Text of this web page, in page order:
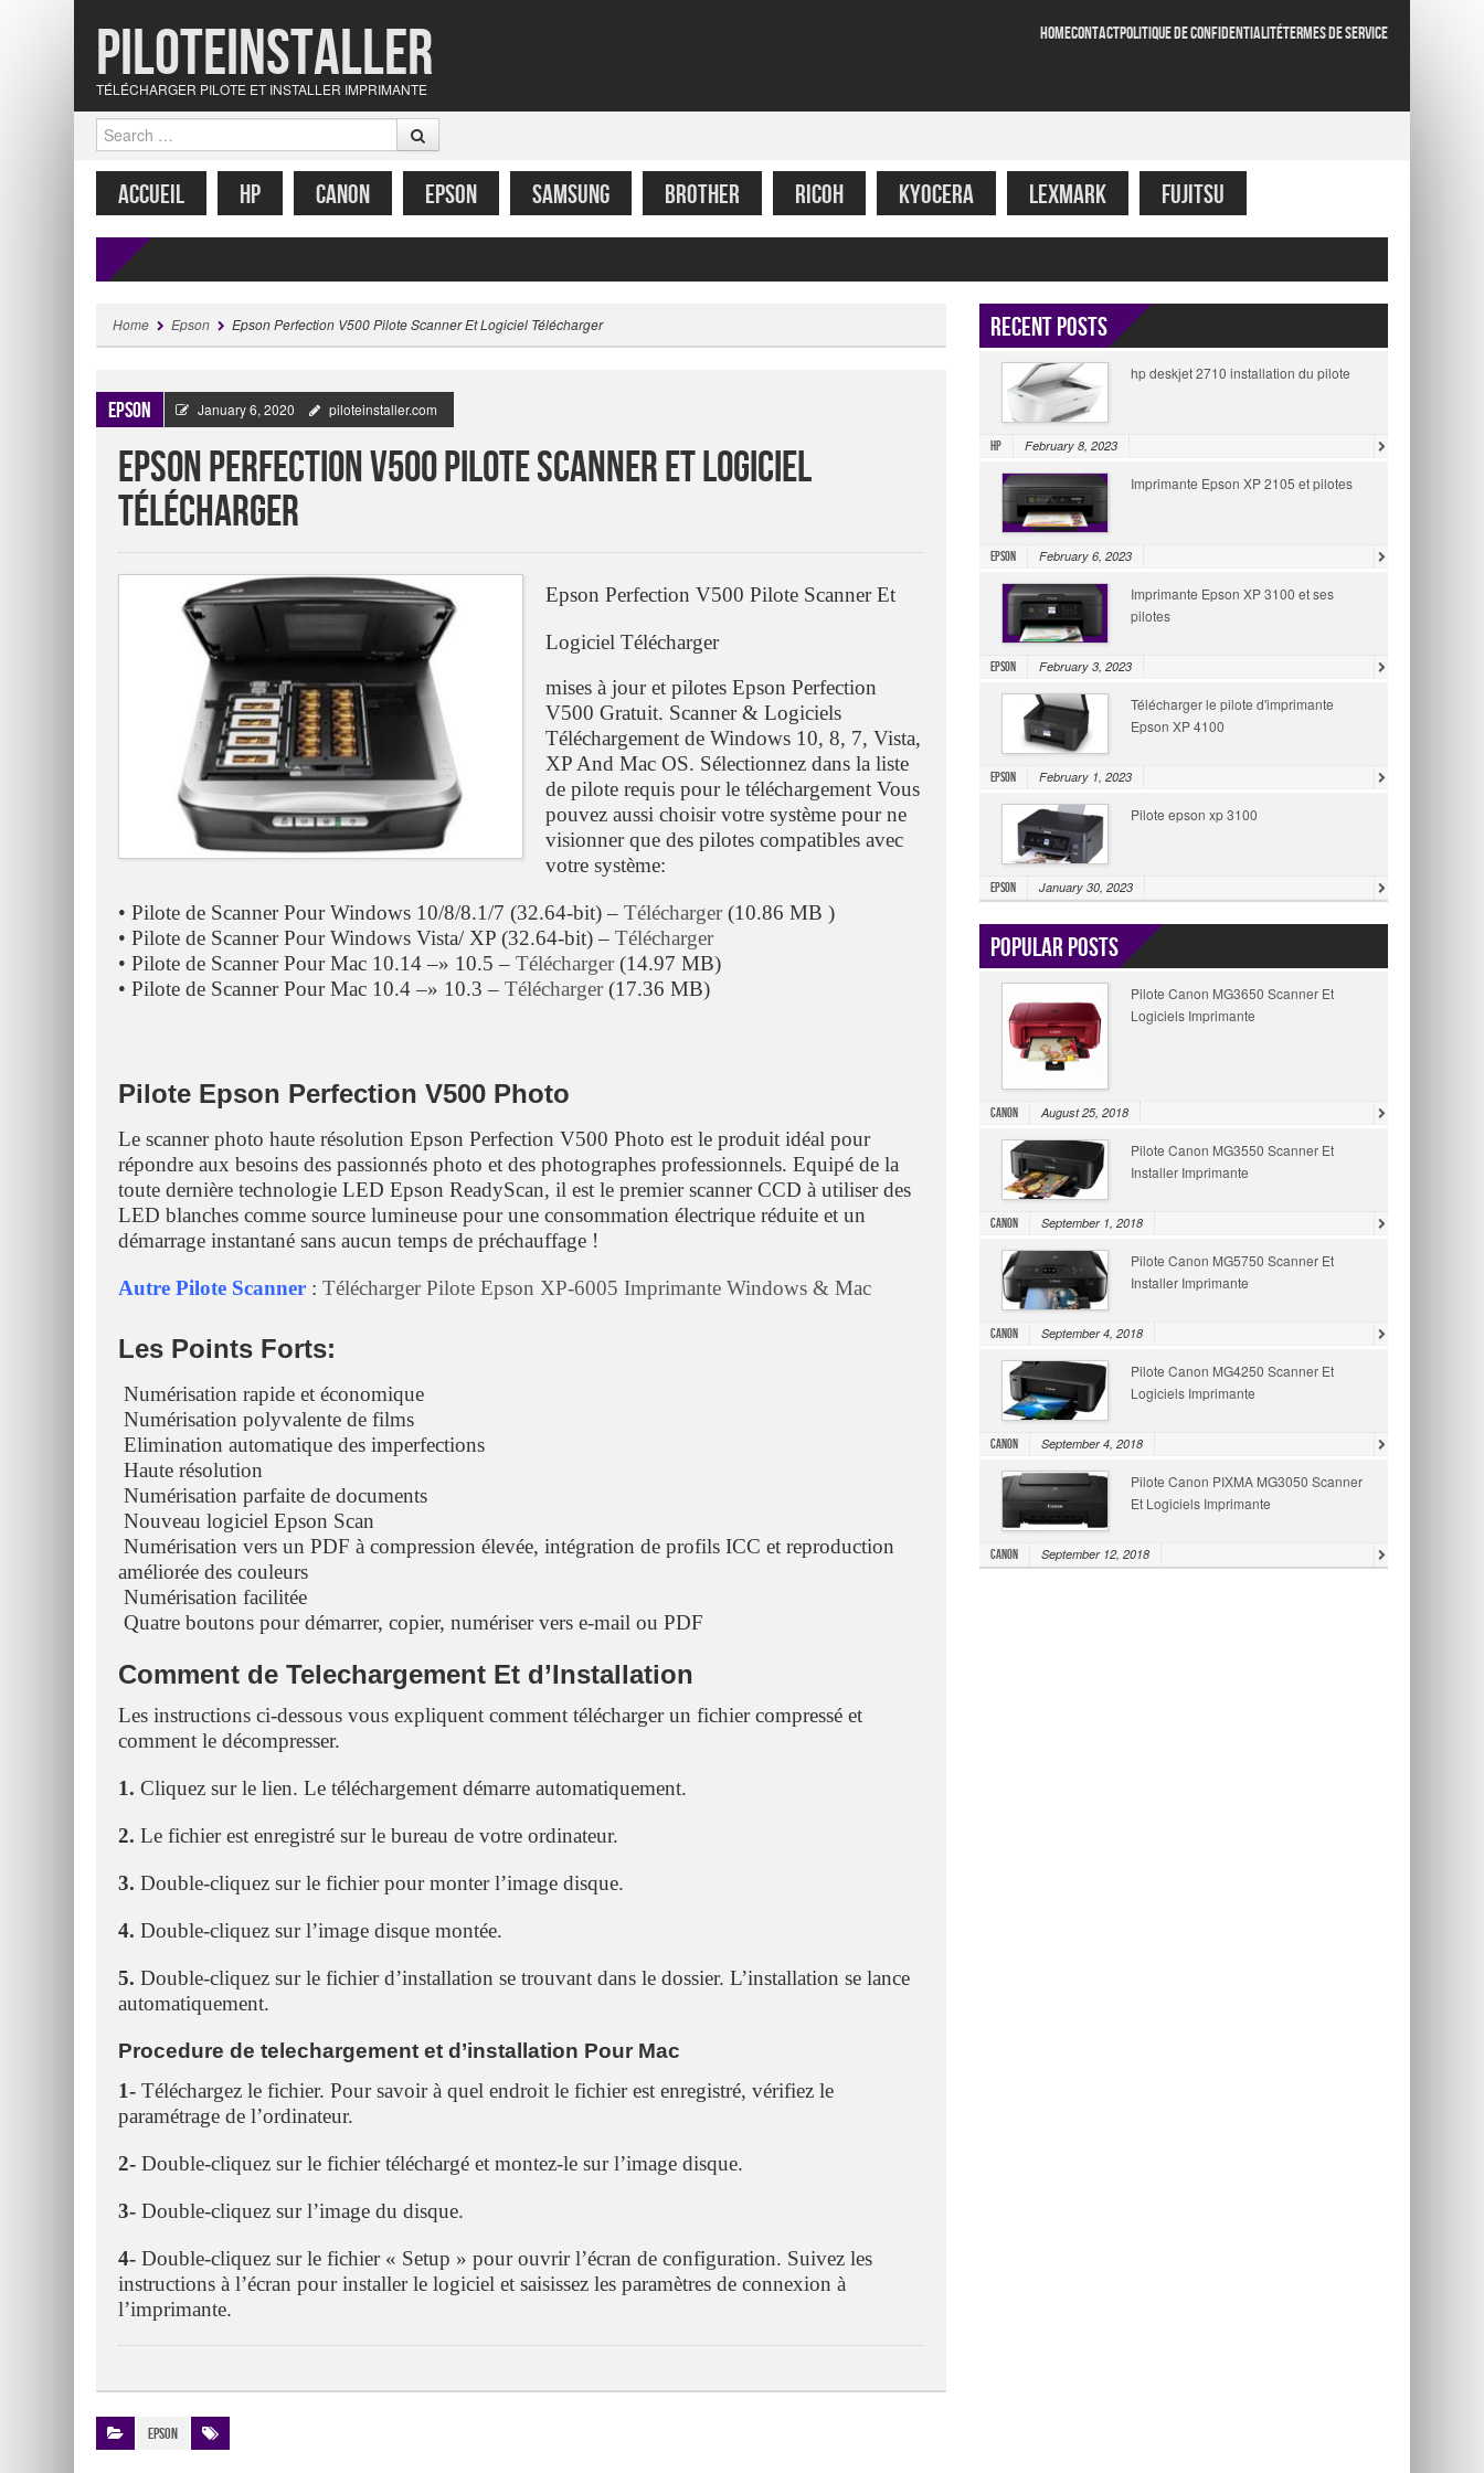
Piloteinstaller
TÉLÉCHARGER PILOTE ET INSTALLER IMPRIMANTE
HOMECONTACTPOLITIQUE DE CONFIDENTIALITÉTERMES DE SERVICE
Search
MENU
SKIP TO CONTENT
ACCUEIL HP CANON EPSON SAMSUNG BROTHER RICOH KYOCERA LEXMARK FUJITSU
Home Epson Epson Perfection V500 Pilote Scanner Et Logiciel Télécharger
Epson January 6, 2020 piloteinstaller.com
Epson Perfection V500 Pilote Scanner Et Logiciel
Télécharger
Epson Perfection V500 Pilote Scanner Et
Logiciel Télécharger
mises à jour et pilotes Epson Perfection
V500 Gratuit. Scanner & Logiciels
Téléchargement de Windows 10, 8, 7, Vista,
XP And Mac OS. Sélectionnez dans la liste
de pilote requis pour le téléchargement Vous
pouvez aussi choisir votre système pour ne
visionner que des pilotes compatibles avec
votre système:
• Pilote de Scanner Pour Windows 10/8/8.1/7 (32.64-bit) – Télécharger(10.86 MB )
• Pilote de Scanner Pour Windows Vista/ XP (32.64-bit) – Télécharger
• Pilote de Scanner Pour Mac 10.14 –» 10.5 – Télécharger(14.97 MB)
• Pilote de Scanner Pour Mac 10.4 –» 10.3 – Télécharger(17.36 MB)
Pilote Epson Perfection V500 Photo
Le scanner photo haute résolution Epson Perfection V500 Photo est le produit idéal pour
répondre aux besoins des passionnés photo et des photographes professionnels. Equipé de la
toute dernière technologie LED Epson ReadyScan, il est le premier scanner CCD à utiliser des
LED blanches comme source lumineuse pour une consommation électrique réduite et un
démarrage instantané sans aucun temps de préchauffage !
Autre Pilote Scanner : Télécharger Pilote Epson XP-6005 Imprimante Windows & Mac
Les Points Forts:
 Numérisation rapide et économique
 Numérisation polyvalente de films
 Elimination automatique des imperfections
 Haute résolution
 Numérisation parfaite de documents
 Nouveau logiciel Epson Scan
 Numérisation vers un PDF à compression élevée, intégration de profils ICC et reproduction
améliorée des couleurs
 Numérisation facilitée
 Quatre boutons pour démarrer, copier, numériser vers e-mail ou PDF
Comment de Telechargement Et d’Installation
Les instructions ci-dessous vous expliquent comment télécharger un fichier compressé et
comment le décompresser.
1. Cliquez sur le lien. Le téléchargement démarre automatiquement.
2. Le fichier est enregistré sur le bureau de votre ordinateur.
3. Double-cliquez sur le fichier pour monter l’image disque.
4. Double-cliquez sur l’image disque montée.
5. Double-cliquez sur le fichier d’installation se trouvant dans le dossier. L’installation se lance
automatiquement.
Procedure de telechargement et d’installation Pour Mac
1- Téléchargez le fichier. Pour savoir à quel endroit le fichier est enregistré, vérifiez le
paramétrage de l’ordinateur.
2- Double-cliquez sur le fichier téléchargé et montez-le sur l’image disque.
3- Double-cliquez sur l’image du disque.
4- Double-cliquez sur le fichier « Setup » pour ouvrir l’écran de configuration. Suivez les
instructions à l’écran pour installer le logiciel et saisissez les paramètres de connexion à
l’imprimante.
Epson
Recent Posts
hp deskjet 2710 installation du pilote
HP February 8, 2023
Imprimante Epson XP 2105 et pilotes
Epson February 6, 2023
Imprimante Epson XP 3100 et ses
pilotes
Epson February 3, 2023
Télécharger le pilote d'imprimante
Epson XP 4100
Epson February 1, 2023
Pilote epson xp 3100
Epson January 30, 2023
Popular Posts
Pilote Canon MG3650 Scanner Et
Logiciels Imprimante
Canon August 25, 2018
Pilote Canon MG3550 Scanner Et
Installer Imprimante
Canon September 1, 2018
Pilote Canon MG5750 Scanner Et
Installer Imprimante
Canon September 4, 2018
Pilote Canon MG4250 Scanner Et
Logiciels Imprimante
Canon September 4, 2018
Pilote Canon PIXMA MG3050 Scanner
Et Logiciels Imprimante
Canon September 12, 2018